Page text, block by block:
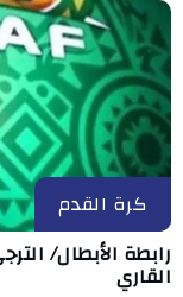
كرة القدم
رابطة الأبطال/
القاري